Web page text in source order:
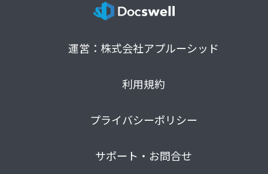
運営：株式会社アプルーシッド
利用規約
プライバシーポリシー
サポート・お問合せ